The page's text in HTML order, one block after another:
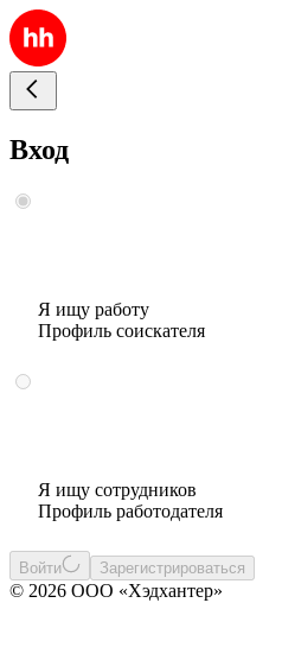
Вход
Я ищу работу
Профиль соискателя
Я ищу сотрудников
Профиль работодателя
Войти Зарегистрироваться
© 2026 ООО «Хэдхантер»